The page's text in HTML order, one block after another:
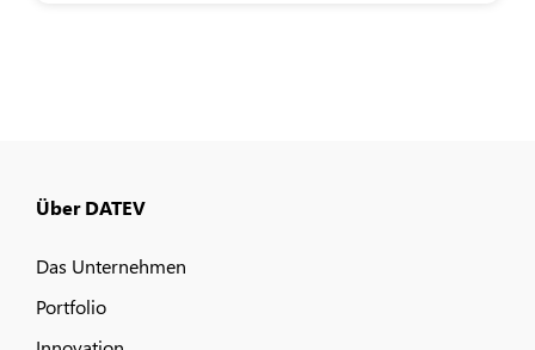
Über DATEV
Das Unternehmen
Portfolio